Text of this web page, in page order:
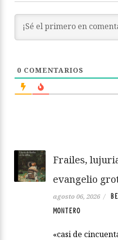
0 COMENTARIOS
Frailes,
evangelio
agosto 06, 2026 /
MONTERO
«casi de